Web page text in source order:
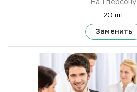
На 1 персону.
20 шт.
Заменить